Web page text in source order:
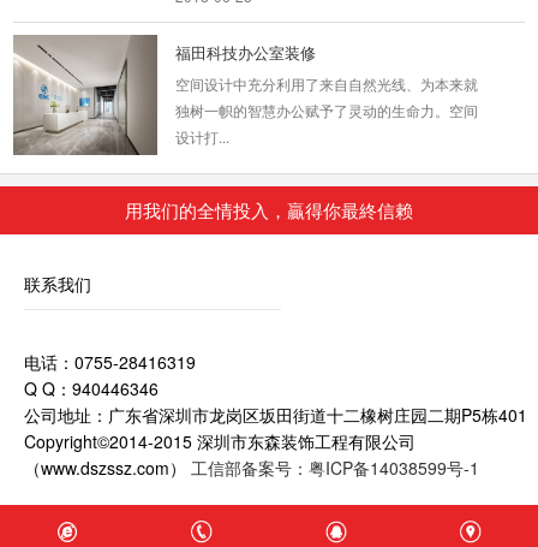
福田科技办公室装修
空间设计中充分利用了来自自然光线、为本来就
独树一帜的智慧办公赋予了灵动的生命力。空间
设计打...
企业办公楼装修
显得妙...
酒店空间的功能无论多么完善，布局多么合理，
都必须做到动静分明。动与静是按照人的日常生
活行为来划...
2018-06-28
用我们的全情投入，贏得你最終信赖
联系我们
电话：0755-28416319
Q Q：940446346
公司地址：广东省深圳市龙岗区坂田街道十二橡树庄园二期P5栋401
Copyright©2014-2015 深圳市东森装饰工程有限公司
（www.dszssz.com） 工信部备案号：粤ICP备14038599号-1